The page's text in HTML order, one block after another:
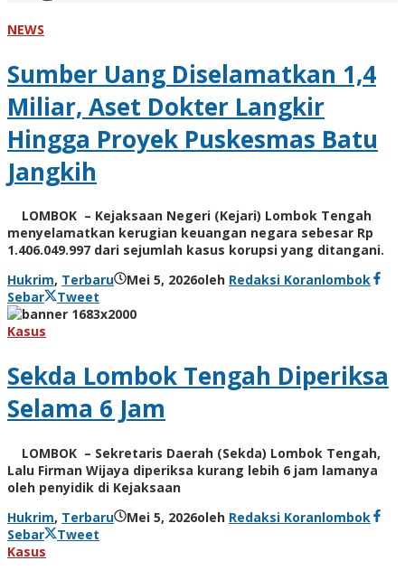
NEWS
Sumber Uang Diselamatkan 1,4
Miliar, Aset Dokter Langkir
Hingga Proyek Puskesmas Batu
Jangkih
LOMBOK – Kejaksaan Negeri (Kejari) Lombok Tengah
menyelamatkan kerugian keuangan negara sebesar Rp
1.406.049.997 dari sejumlah kasus korupsi yang ditangani.
Hukrim, Terbaru Mei 5, 2026oleh Redaksi Koranlombok
Sebar
Tweet
Kasus
Sekda Lombok Tengah Diperiksa
Selama 6 Jam
LOMBOK – Sekretaris Daerah (Sekda) Lombok Tengah,
Lalu Firman Wijaya diperiksa kurang lebih 6 jam lamanya
oleh penyidik di Kejaksaan
Hukrim, Terbaru Mei 5, 2026oleh Redaksi Koranlombok
Sebar
Tweet
Kasus